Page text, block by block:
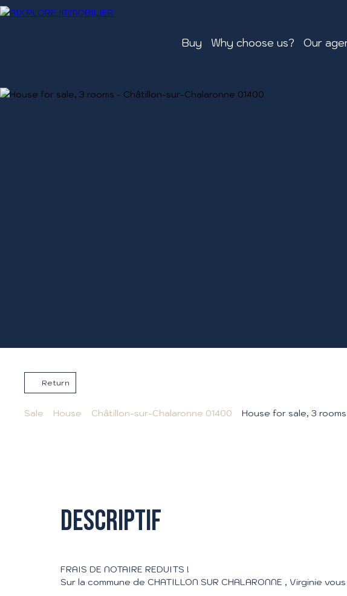
Buy Why choose us? Our
Return
Sale House Châtillon-sur-Chalaronne 01400 House for sale, 3
Descriptif
FRAIS DE NOTAIRE REDUITS !
Sur la commune de CHATILLON SUR CHALARONNE , Virginie